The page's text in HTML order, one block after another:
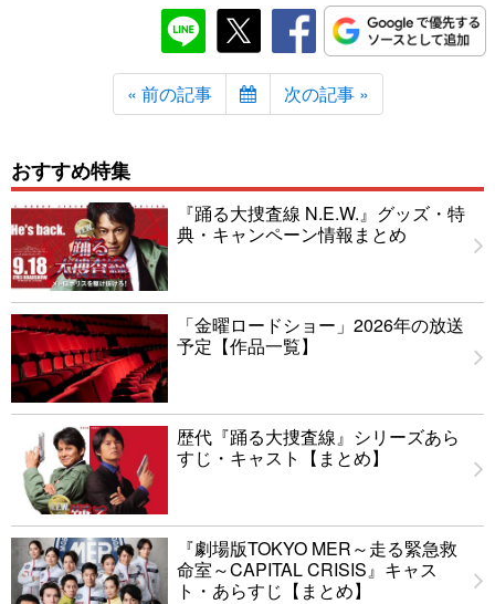
« 前の記事 次の記事 »
おすすめ特集
『踊る大捜査線 N.E.W.』グッズ・特
典・キャンペーン情報まとめ
「金曜ロードショー」2026年の放送
予定【作品一覧】
歴代『踊る大捜査線』シリーズあら
すじ・キャスト【まとめ】
『劇場版TOKYO MER～走る緊急救
命室～CAPITAL CRISIS』キャス
ト・あらすじ【まとめ】